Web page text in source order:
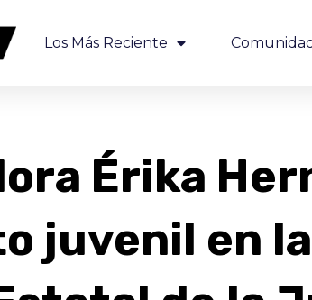
Los Más Reciente Comunidad
Érika
juvenil en